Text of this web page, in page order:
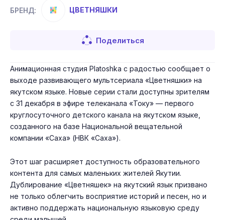
БРЕНД: ЦВЕТНЯШКИ
Поделиться
Анимационная студия Platoshka с радостью сообщает о
выходе развивающего мультсериала «Цветняшки» на
якутском языке. Новые серии стали доступны зрителям
с 31 декабря в эфире телеканала «Току» — первого
круглосуточного детского канала на якутском языке,
созданного на базе Национальной вещательной
компании «Саха» (НВК «Саха»).
Этот шаг расширяет доступность образовательного
контента для самых маленьких жителей Якутии.
Дублирование «Цветняшек» на якутский язык призвано
не только облегчить восприятие историй и песен, но и
активно поддержать национальную языковую среду